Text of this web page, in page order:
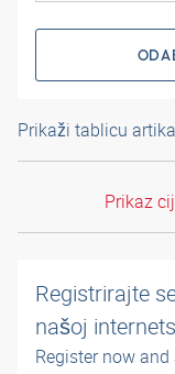
Prikaži tablicu
Prikaz
Registrirajte
našoj
Register now